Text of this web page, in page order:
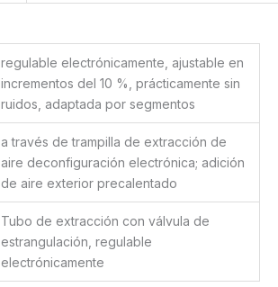
regulable electrónicamente, ajustable en
incrementos del 10 %, prácticamente sin
ruidos, adaptada por segmentos
a través de trampilla de extracción de
aire deconfiguración electrónica; adición
de aire exterior precalentado
Tubo de extracción con válvula de
estrangulación, regulable
electrónicamente